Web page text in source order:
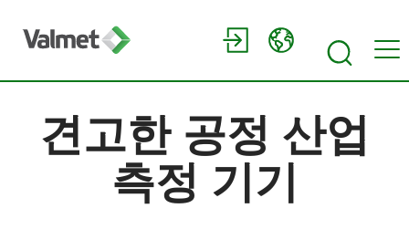
견고한 공정 산업
측정 기기